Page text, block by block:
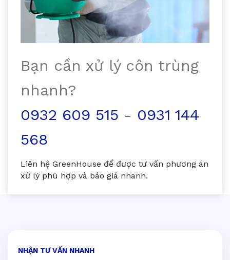
Bạn cần xử lý côn trùng
nhanh?
0932 609 515 - 0931 144
568
Liên hệ GreenHouse để được tư vấn phương án
xử lý phù hợp và báo giá nhanh.
NHẬN TƯ VẤN NHANH